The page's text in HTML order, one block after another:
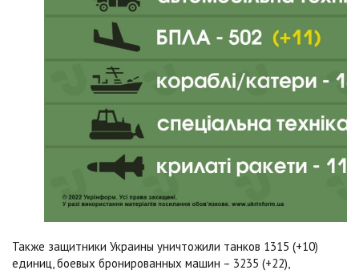
Также защитники Украины уничтожили танков 1315 (+10)
единиц, боевых бронированных машин – 3235 (+22),